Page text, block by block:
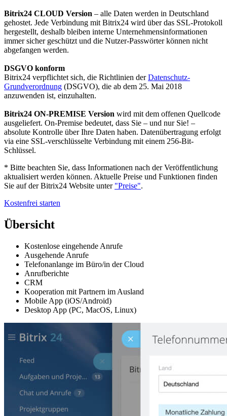
Bitrix24 CLOUD Version – alle Daten werden in Deutschland
gehostet. Jede Verbindung mit Bitrix24 wird über das SSL-Protokoll
hergestellt, deshalb bleiben interne Unternehmensinformationen
immer sicher geschützt und die Nutzer-Passwörter können nicht
abgefangen werden.
DSGVO konform
Bitrix24 verpflichtet sich, die Richtlinien derDatenschutz-
Grundverordnung (DSGVO), die ab dem 25. Mai 2018
anzuwenden ist, einzuhalten.
Bitrix24 ON-PREMISE Version wird mit dem offenen Quellcode
ausgeliefert. On-Premise bedeutet, dass Sie – und nur Sie! –
absolute Kontrolle über Ihre Daten haben. Datenübertragung erfolgt
via eine SSL-verschlüsselte Verbindung mit einem 256-Bit-
Schlüssel.
* Bitte beachten Sie, dass Informationen nach der Veröffentlichung
aktualisiert werden können. Aktuelle Preise und Funktionen finden
Sie auf der Bitrix24 Website unter "Preise".
Kostenfrei starten
Übersicht
Kostenlose eingehende Anrufe
Ausgehende Anrufe
Telefonanlange im Büro/in der Cloud
Anrufberichte
CRM
Kooperation mit Partnern im Ausland
Mobile App (iOS/Android)
Desktop App (PC, MacOS, Linux)